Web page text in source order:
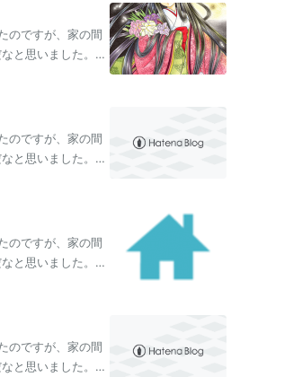
のですが、家の間
と思いました。皆
のですが、家の間
と思いました。皆
のですが、家の間
と思いました。皆
のですが、家の間
と思いました。皆